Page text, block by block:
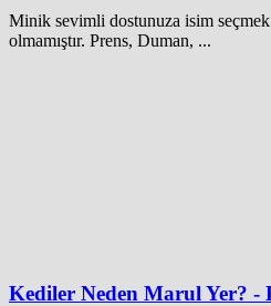
Minik sevimli dostunuza isim
olmamıştır. Prens, Duman, ...
Kediler Neden Marul Yer? -